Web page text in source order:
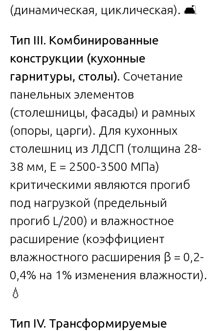
(динамическая, циклическая). 🛋️
Тип III. Комбинированные
конструкции (кухонные
гарнитуры, столы). Сочетание
панельных элементов
(столешницы, фасады) и рамных
(опоры, царги). Для кухонных
столешниц из ЛДСП (толщина 28-
38 мм, E = 2500-3500 МПа)
критическими являются прогиб
под нагрузкой (предельный
прогиб L/200) и влажностное
расширение (коэффициент
влажностного расширения β = 0,2-
0,4% на 1% изменения влажности).
💧
Тип IV. Трансформируемые